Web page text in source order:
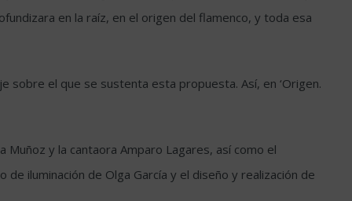
en la raíz, en el origen del flamenco, y toda esa
sobre el que se sustenta esta propuesta. Así, en ‘Origen.
y la cantaora Amparo Lagares, así como el
iluminación de Olga García y el diseño y realización de